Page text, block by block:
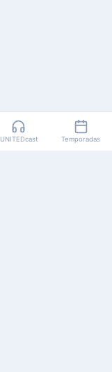
UNITEDcast Temporadas